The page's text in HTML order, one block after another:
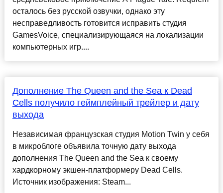
осталось без русской озвучки, однако эту
несправедливость готовится исправить студия
GamesVoice, специализирующаяся на локализации
компьютерных игр....
Дополнение The Queen and the Sea к Dead
Cells получило геймплейный трейлер и дату
выхода
Независимая французская студия Motion Twin у себя
в микроблоге объявила точную дату выхода
дополнения The Queen and the Sea к своему
хардкорному экшен-платформеру Dead Cells.
Источник изображения: Steam...